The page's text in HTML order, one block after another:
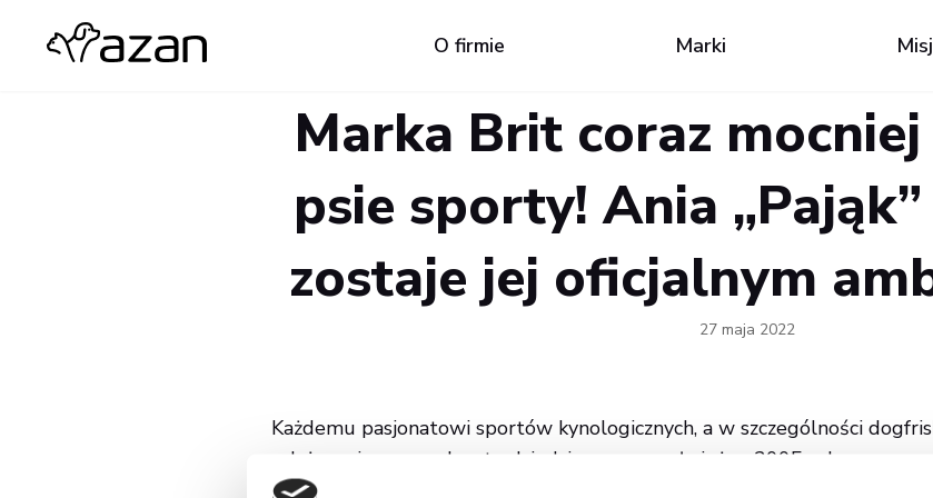
O firmie Marki
Marka Brit coraz
psie sporty! Ania
zostaje jej oficjalnym
27 maja 2022
Każdemu pasjonatowi sportów kynologicznych, a w szczególności
gdyż swoją przygodę z tą dziedziną rozpoczęła już w 2005 roku.